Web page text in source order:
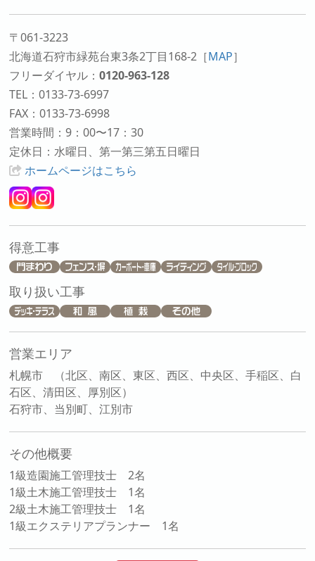
〒061-3223
北海道石狩市緑苑台東3条2丁目168-2 ［MAP］
フリーダイヤル：0120-963-128
TEL：0133-73-6997
FAX：0133-73-6998
営業時間：9：00〜17：30
定休日：水曜日、第一第三第五日曜日
ホームページはこちら
得意工事
取り扱い工事
営業エリア
札幌市 （北区、南区、東区、西区、中央区、手稲区、白
石区、清田区、厚別区）
石狩市、当別町、江別市
その他概要
1級造園施工管理技士 2名
1級土木施工管理技士 1名
2級土木施工管理技士 1名
1級エクステリアプランナー 1名